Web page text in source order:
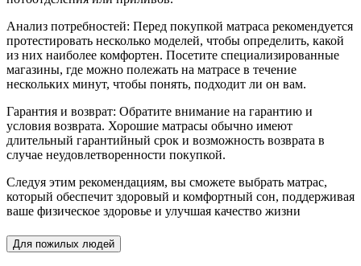
Анализ потребностей: Перед покупкой матраса рекомендуется
протестировать несколько моделей, чтобы определить, какой
из них наиболее комфортен. Посетите специализированные
магазины, где можно полежать на матрасе в течение
нескольких минут, чтобы понять, подходит ли он вам.
Гарантия и возврат: Обратите внимание на гарантию и
условия возврата. Хорошие матрасы обычно имеют
длительный гарантийный срок и возможность возврата в
случае неудовлетворенности покупкой.
Следуя этим рекомендациям, вы сможете выбрать матрас,
который обеспечит здоровый и комфортный сон, поддерживая
ваше физическое здоровье и улучшая качество жизни
Для пожилых людей